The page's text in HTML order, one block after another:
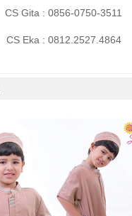
CS Gita : 0856-0750-3511
CS Eka : 0812.2527.4864